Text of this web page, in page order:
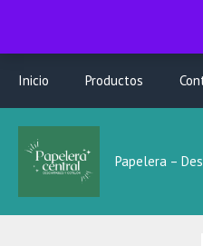
contenido
Inicio Productos
Papelera –